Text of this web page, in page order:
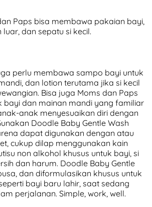
Paps bisa membawa pakaian bayi,
dan sepatu si kecil.
perlu membawa sampo bayi untuk
dan lotion terutama jika si kecil
Bisa juga Moms dan Paps
bayi dan mainan mandi yang familiar
anak menyesuaikan diri dengan
Doodle Baby Gentle Wash
dapat digunakan dengan atau
cukup dilap menggunakan kain
non alkohol khusus untuk bayi, si
dan harum. Doodle Baby Gentle
dan diformulasikan khusus untuk
bayi baru lahir, saat sedang
perjalanan. Simple, work, well.